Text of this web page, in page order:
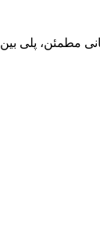
مطمئن، پلی بین